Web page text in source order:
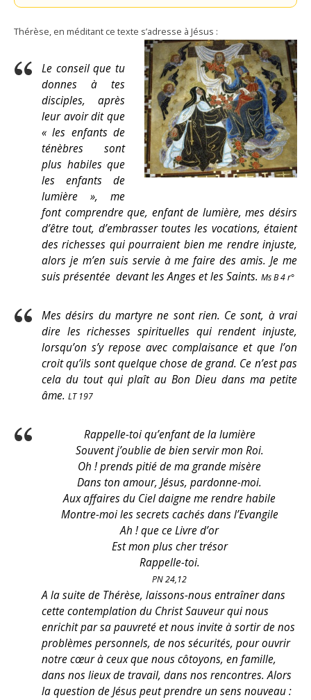
Thérèse, en méditant ce texte s’adresse à Jésus :
Le conseil que tu
donnes à tes
disciples, après
leur avoir dit que
« les enfants de
ténèbres sont
plus habiles que
les enfants de
lumière », me
font comprendre que, enfant de lumière, mes désirs
d’être tout, d’embrasser toutes les vocations, étaient
des richesses qui pourraient bien me rendre injuste,
alors je m’en suis servie à me faire des amis. Je me
suis présentée devant les Anges et les Saints. Ms B 4 r°
Mes désirs du martyre ne sont rien. Ce sont, à vrai
dire les richesses spirituelles qui rendent injuste,
lorsqu’on s’y repose avec complaisance et que l’on
croit qu’ils sont quelque chose de grand. Ce n’est pas
cela du tout qui plaît au Bon Dieu dans ma petite
âme. LT 197
Rappelle-toi qu’enfant de la lumière
Souvent j’oublie de bien servir mon Roi.
Oh ! prends pitié de ma grande misère
Dans ton amour, Jésus, pardonne-moi.
Aux affaires du Ciel daigne me rendre habile
Montre-moi les secrets cachés dans l’Evangile
Ah ! que ce Livre d’or
Est mon plus cher trésor
Rappelle-toi.
PN 24,12
A la suite de Thérèse, laissons-nous entraîner dans
cette contemplation du Christ Sauveur qui nous
enrichit par sa pauvreté et nous invite à sortir de nos
problèmes personnels, de nos sécurités, pour ouvrir
notre cœur à ceux que nous côtoyons, en famille,
dans nos lieux de travail, dans nos rencontres. Alors
la question de Jésus peut prendre un sens nouveau :